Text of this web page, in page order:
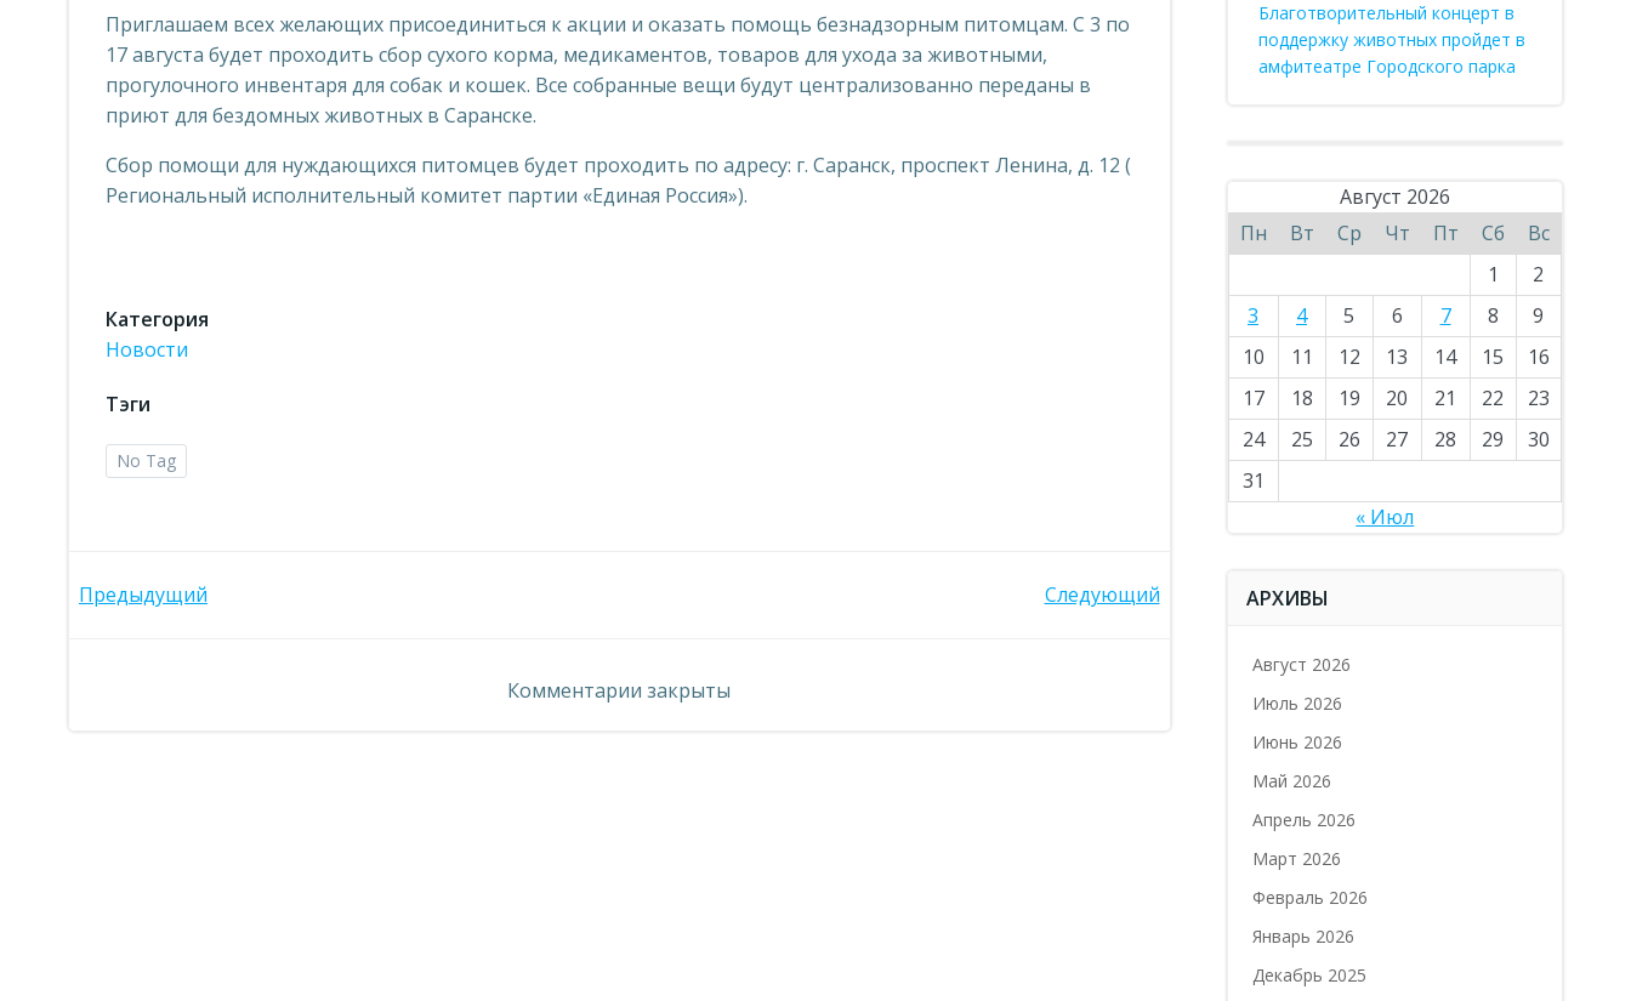
Приглашаем всех желающих присоединиться к акции и оказать помощь безнадзорным питомцам. С 3 по
17 августа будет проходить сбор сухого корма, медикаментов, товаров для ухода за животными,
прогулочного инвентаря для собак и кошек. Все собранные вещи будут централизованно переданы в
приют для бездомных животных в Саранске.
Сбор помощи для нуждающихся питомцев будет проходить по адресу: г. Саранск, проспект Ленина, д. 12 (
Региональный исполнительный комитет партии «Единая Россия»).
Категория
Новости
Тэги
No Tag
Навигация
Предыдущий
записям
Следующий
Комментарии закрыты
Благотворительный концерт в
поддержку животных пройдет в
амфитеатре Городского парка
Август 2026
Пн
Вт Ср Чт Пт Сб
Вс
1
2
3
4 5 6 7 8
9
10
11 12 13 14 15
16
17
18 19 20 21 22
23
24
25 26 27 28 29
30
31
« Июл
АРХИВЫ
Август 2026
Июль 2026
Июнь 2026
Май 2026
Апрель 2026
Март 2026
Февраль 2026
Январь 2026
Декабрь 2025